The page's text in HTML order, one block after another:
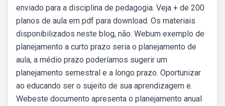
enviado para a disciplina de pedagogia. Veja + de 200
planos de aula em pdf para download. Os materiais
disponibilizados neste blog, não. Webum exemplo de
planejamento a curto prazo seria o planejamento de
aula, a médio prazo poderíamos sugerir um
planejamento semestral e a longo prazo. Oportunizar
ao educando ser o sujeito de sua aprendizagem e.
Webeste documento apresenta o planejamento anual